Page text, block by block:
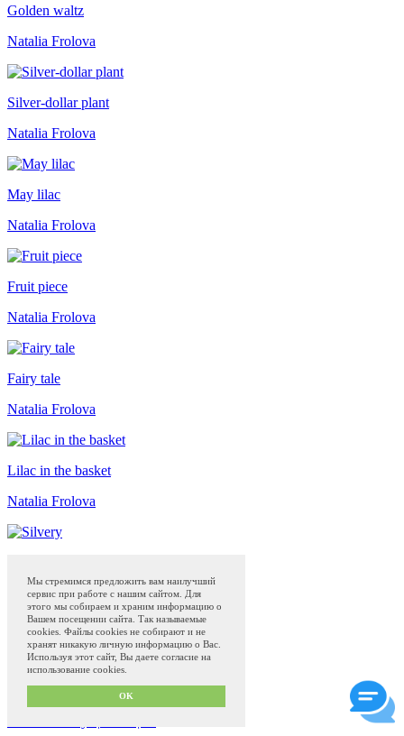
Golden waltz
Natalia Frolova
Silver-dollar plant
Natalia Frolova
May lilac
Natalia Frolova
Fruit piece
Natalia Frolova
Fairy tale
Natalia Frolova
Lilac in the basket
Natalia Frolova
Natalia Frolova
Zhostovo Art Shop Museum Блог
Программа привилегий с 01.04.2024
Сделано вQS50.ru
Privacy policy and offer
Term of use
Мы стремимся предложить вам наилучший
сервис при работе с нашим сайтом. Для
этого мы собираем и храним информацию о
Вашем посещении сайта. Так называемые
cookies. Файлы cookies не собирают и не
хранят никакую личную информацию о Вас.
Используя этот сайт, Вы даете согласие на
использование cookies.
OK